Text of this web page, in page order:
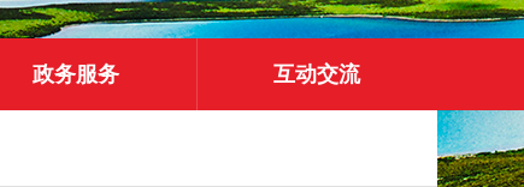
政务服务 互动交流